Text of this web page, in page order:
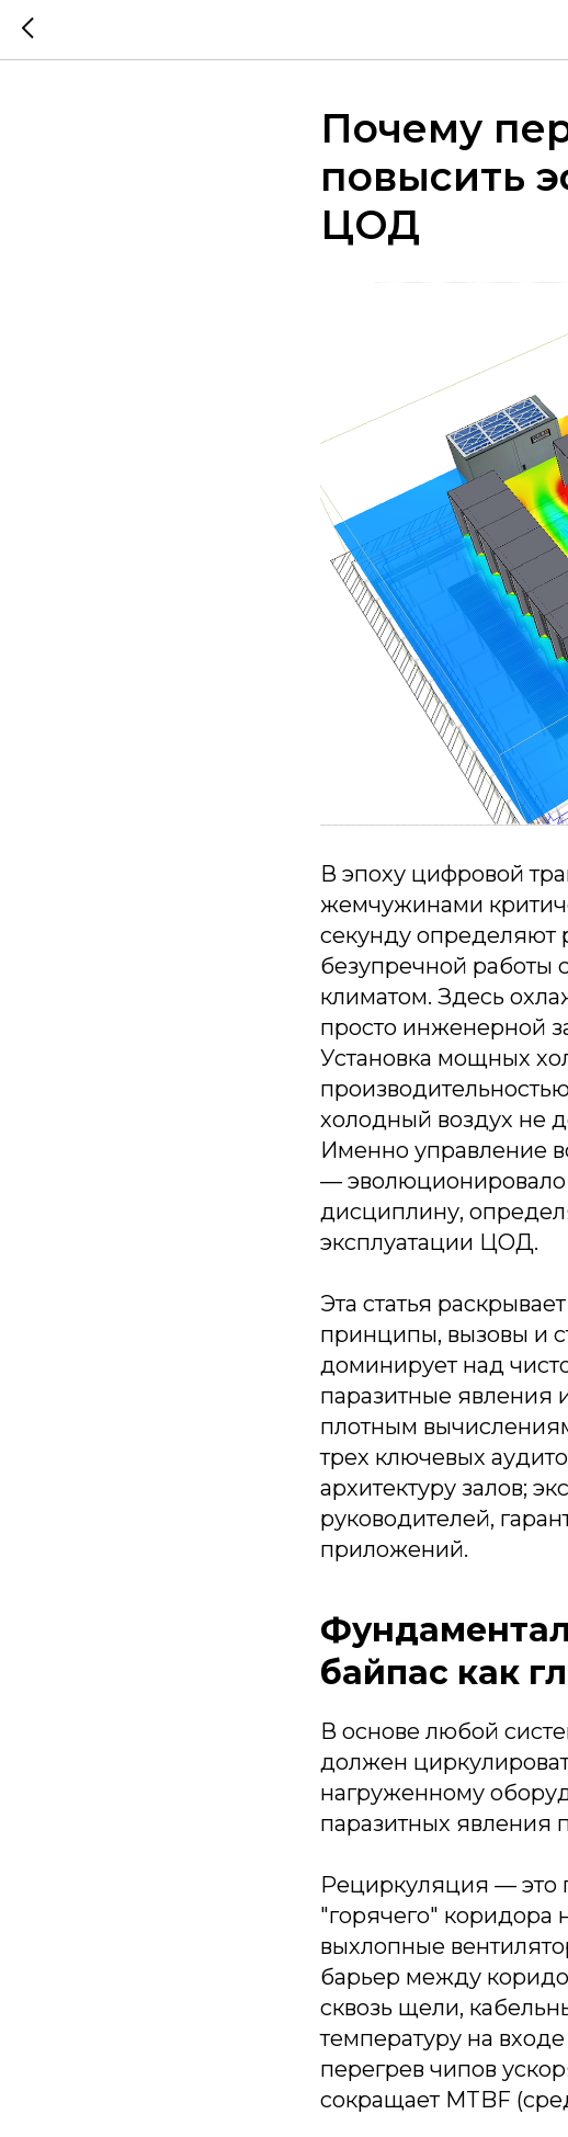
Почему
повысить
ЦОД
В эпоху цифровой
жемчужинами
секунду определяют
безупречной работы
климатом. Здесь
просто инженерной
Установка мощных
холодный воздух не
Именно управление
— эволюционировало
дисциплину,
эксплуатации ЦОД.
Эта статья
принципы, вызовы и
доминирует над
паразитные явления
плотным
трех ключевых
архитектуру залов;
руководителей,
приложений.
байпас как
В основе любой
должен
нагруженному
паразитных явления
Рециркуляция — это
"горячего" коридора
выхлопные
барьер между
сквозь щели,
температуру на
перегрев чипов
сокращает MTBF